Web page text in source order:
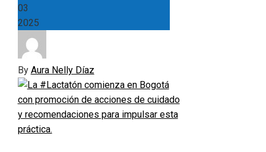
03
2025
By Aura Nelly Díaz